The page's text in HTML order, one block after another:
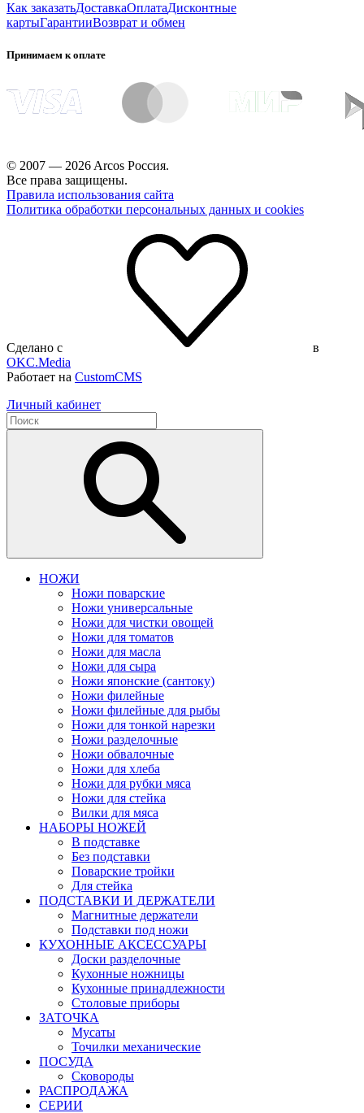
Как заказатьДоставкаОплатаДисконтные
картыГарантииВозврат и обмен
Принимаем к оплате
© 2007 — 2026 Arcos Россия.
Все права защищены.
Правила использования сайта
Политика обработки персональных данных и cookies
Сделано с
в
OKC.Media
Работает на CustomCMS
Личный кабинет
НОЖИ
Ножи поварские
Ножи универсальные
Ножи для чистки овощей
Ножи для томатов
Ножи для масла
Ножи для сыра
Ножи японские (сантоку)
Ножи филейные
Ножи филейные для рыбы
Ножи для тонкой нарезки
Ножи разделочные
Ножи обвалочные
Ножи для хлеба
Ножи для рубки мяса
Ножи для стейка
Вилки для мяса
НАБОРЫ НОЖЕЙ
В подставке
Без подставки
Поварские тройки
Для стейка
ПОДСТАВКИ И ДЕРЖАТЕЛИ
Магнитные держатели
Подставки под ножи
КУХОННЫЕ АКСЕССУАРЫ
Доски разделочные
Кухонные ножницы
Кухонные принадлежности
Столовые приборы
ЗАТОЧКА
Мусаты
Точилки механические
ПОСУДА
Сковороды
РАСПРОДАЖА
СЕРИИ